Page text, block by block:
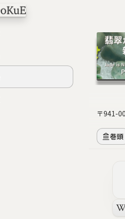
〒941-
巻頭